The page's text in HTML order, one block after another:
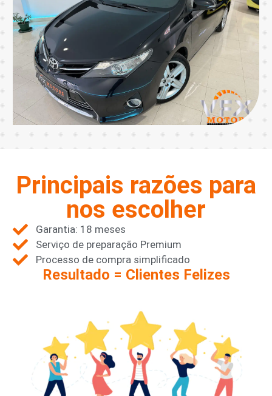
Principais razões para
nos escolher
Garantia: 18 meses
Serviço de preparação Premium
Processo de compra simplificado
Resultado = Clientes Felizes